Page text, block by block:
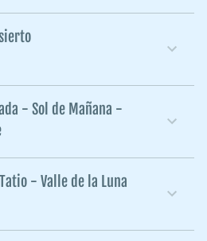
- Sol de Mañana -
- Valle de la Luna